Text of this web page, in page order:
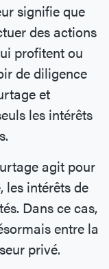
signifie que
des actions
profitent ou
de diligence
et
les intérêts
agit pour
les intérêts de
Dans ce cas,
entre la
privé.